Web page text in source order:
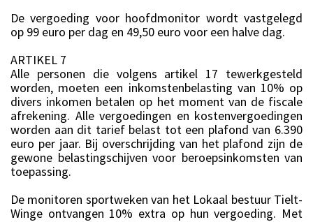
De vergoeding voor hoofdmonitor wordt vastgelegd
op 99 euro per dag en 49,50 euro voor een halve dag.
ARTIKEL 7
Alle personen die volgens artikel 17 tewerkgesteld
worden, moeten een inkomstenbelasting van 10% op
divers inkomen betalen op het moment van de fiscale
afrekening. Alle vergoedingen en kostenvergoedingen
worden aan dit tarief belast tot een plafond van 6.390
euro per jaar. Bij overschrijding van het plafond zijn de
gewone belastingschijven voor beroepsinkomsten van
toepassing.
De monitoren sportweken van het Lokaal bestuur Tielt-
Winge ontvangen 10% extra op hun vergoeding. Met